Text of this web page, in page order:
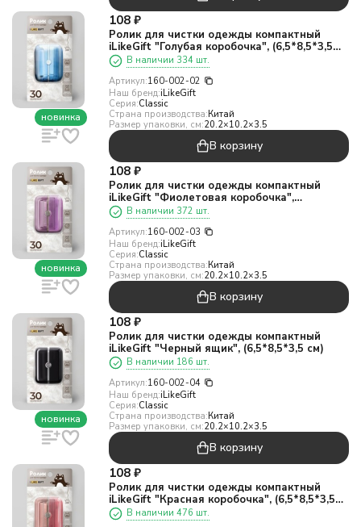
новинка
108 ₽
Ролик для чистки одежды компактный
iLikeGift "Голубая коробочка", (6,5*8,5*3,5
см) В наличии 334 шт.
Артикул:160-002-02
Наш бренд:iLikeGift
Серия:Classic
Страна производства:Китай
Размер упаковки, см:20.2×10.2×3.5
В корзину
новинка
108 ₽
Ролик для чистки одежды компактный
iLikeGift "Фиолетовая коробочка",
(6,5*8,5*3,5 см)
В наличии 372 шт.
Артикул:160-002-03
Наш бренд:iLikeGift
Серия:Classic
Страна производства:Китай
Размер упаковки, см:20.2×10.2×3.5
В корзину
новинка
108 ₽
Ролик для чистки одежды компактный
iLikeGift "Черный ящик", (6,5*8,5*3,5 см)
В наличии 186 шт.
Артикул:160-002-04
Наш бренд:iLikeGift
Серия:Classic
Страна производства:Китай
Размер упаковки, см:20.2×10.2×3.5
В корзину
108 ₽
Ролик для чистки одежды компактный
iLikeGift "Красная коробочка", (6,5*8,5*3,5
см) В наличии 476 шт.